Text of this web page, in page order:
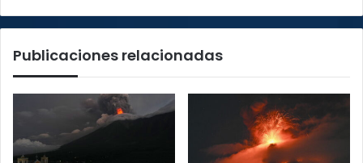
Publicaciones relacionadas